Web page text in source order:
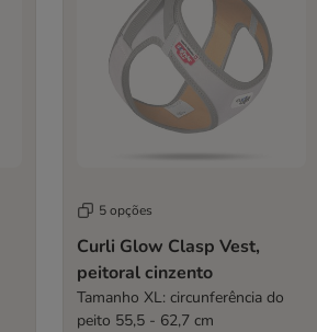
5 opções
Curli Glow Clasp Vest,
peitoral cinzento
Tamanho XL: circunferência do
peito 55,5 - 62,7 cm